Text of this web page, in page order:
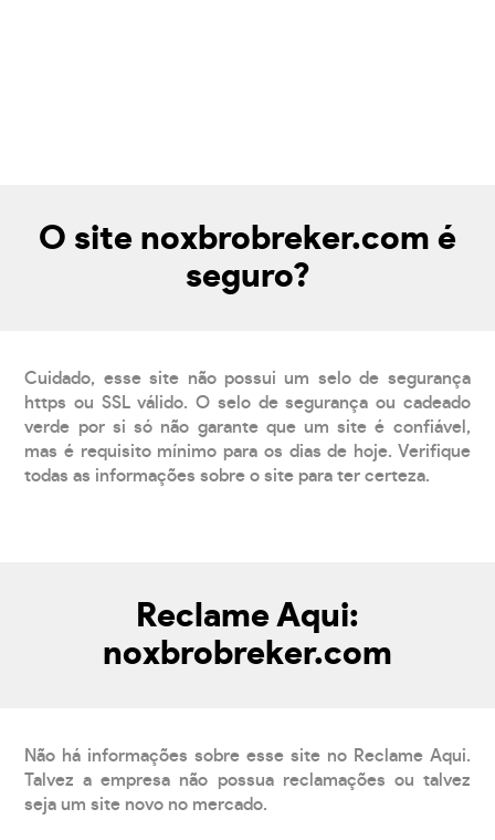
O site noxbrobreker.com é
seguro?
Cuidado, esse site não possui um selo de segurança
https ou SSL válido. O selo de segurança ou cadeado
verde por si só não garante que um site é confiável,
mas é requisito mínimo para os dias de hoje. Verifique
todas as informações sobre o site para ter certeza.
Reclame Aqui:
noxbrobreker.com
Não há informações sobre esse site no Reclame Aqui.
Talvez a empresa não possua reclamações ou talvez
seja um site novo no mercado.